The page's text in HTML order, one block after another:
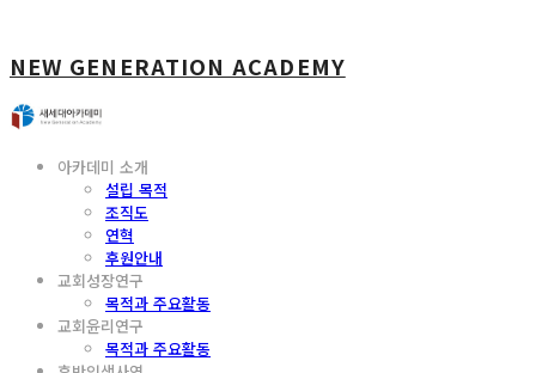
NEW GENERATION ACADEMY
아카데미 소개
설립 목적
조직도
연혁
후원안내
교회성장연구
목적과 주요활동
교회윤리연구
목적과 주요활동